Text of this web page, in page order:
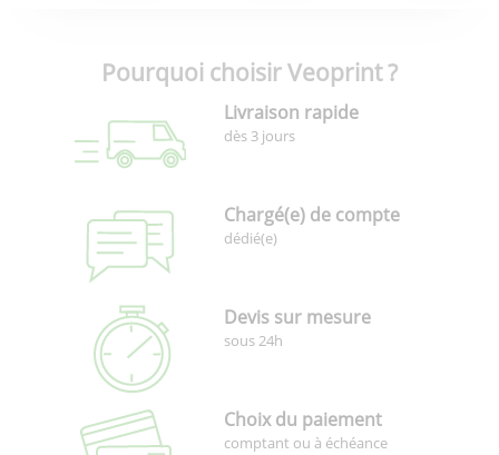
Pourquoi choisir Veoprint ?
Livraison rapide
dès 3 jours
Chargé(e) de compte
dédié(e)
Devis sur mesure
sous 24h
Choix du paiement
comptant ou à échéance